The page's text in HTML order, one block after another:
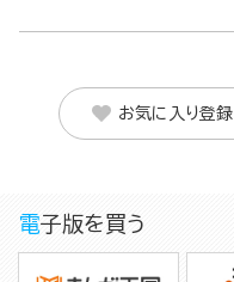
お気に入り登録
電子版を買う